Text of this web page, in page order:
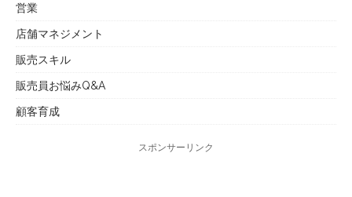
営業
店舗マネジメント
販売スキル
販売員お悩みQ&A
顧客育成
スポンサーリンク